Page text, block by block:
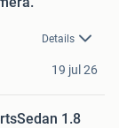
Details
19 jul 26
1.8